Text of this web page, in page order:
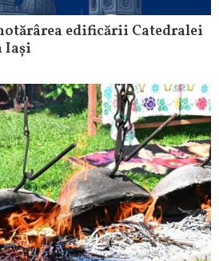
edificării Catedralei
Iași